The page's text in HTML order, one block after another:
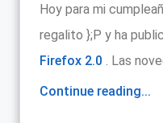
Hoy para mi
regalito };P y ha
Firefox 2.0 . Las
Continue reading...